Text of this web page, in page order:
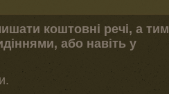
коштовні речі, а тим
або навіть у